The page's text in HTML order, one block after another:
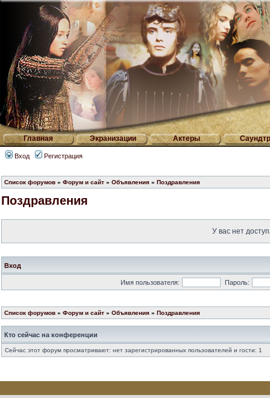
Главная Экранизации Актеры
Вход Регистрация
Список форумов » Форум и сайт » Объявления » Поздравления
Поздравления
У вас нет
Вход
Имя пользователя: Пароль:
Список форумов » Форум и сайт » Объявления » Поздравления
Кто сейчас на конференции
Сейчас этот форум просматривают: нет зарегистрированных пользователей и гости: 1